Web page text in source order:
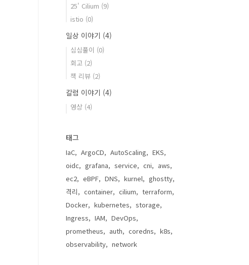
25' Cilium (9)
istio (0)
일상 이야기 (4)
심심풀이 (0)
회고 (2)
책 리뷰 (2)
칼럼 이야기 (4)
영상 (4)
태그
IaC ArgoCD AutoScaling
EKS
oidc
grafana service cni
aws
ec2
eBPF DNS kurnel
ghostty
격리
container cilium
terraform
Docker
kubernetes
storage
Ingress
IAM
DevOps
prometheus
auth coredns
k8s
observability
network